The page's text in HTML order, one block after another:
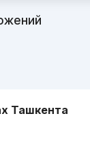
Ташкента